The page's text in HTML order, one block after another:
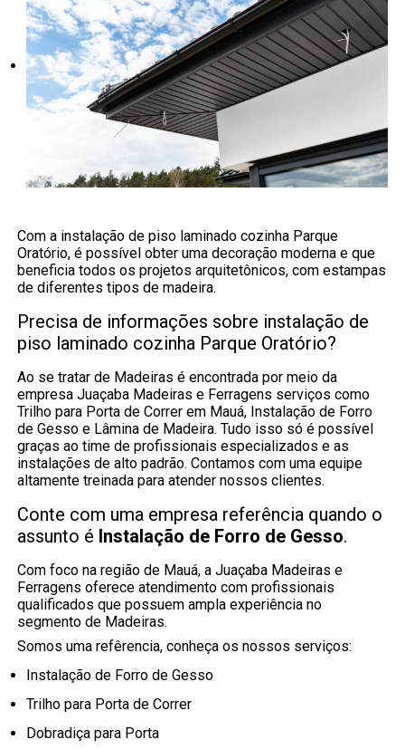
Com a instalação de piso laminado cozinha Parque
Oratório, é possível obter uma decoração moderna e que
beneficia todos os projetos arquitetônicos, com estampas
de diferentes tipos de madeira.
Precisa de informações sobre instalação de
piso laminado cozinha Parque Oratório?
Ao se tratar de Madeiras é encontrada por meio da
empresa Juaçaba Madeiras e Ferragens serviços como
Trilho para Porta de Correr em Mauá, Instalação de Forro
de Gesso e Lâmina de Madeira. Tudo isso só é possível
graças ao time de profissionais especializados e as
instalações de alto padrão. Contamos com uma equipe
altamente treinada para atender nossos clientes.
Conte com uma empresa referência quando o
assunto é Instalação de Forro de Gesso.
Com foco na região de Mauá, a Juaçaba Madeiras e
Ferragens oferece atendimento com profissionais
qualificados que possuem ampla experiência no
segmento de Madeiras.
Somos uma refêrencia, conheça os nossos serviços:
Instalação de Forro de Gesso
Trilho para Porta de Correr
Dobradiça para Porta